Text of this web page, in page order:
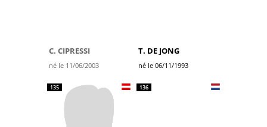
C. CIPRESSI
né le 11/06/2003
T. DE JONG
né le 06/11/1993
135 136